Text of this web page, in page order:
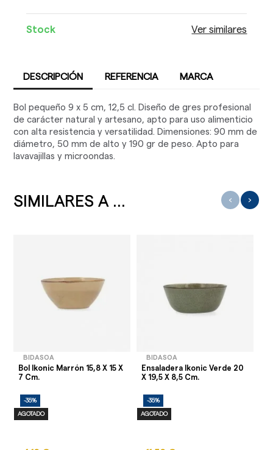
Stock Ver similares
DESCRIPCIÓN REFERENCIA MARCA
Bol pequeño 9 x 5 cm, 12,5 cl. Diseño de gres profesional
de carácter natural y artesano, apto para uso alimenticio
con alta resistencia y versatilidad. Dimensiones: 90 mm de
diámetro, 50 mm de alto y 190 gr de peso. Apto para
lavavajillas y microondas.
SIMILARES A ...
BIDASOA
Bol Ikonic Marrón 15,8 X 15 X
7 Cm.
-35%
AGOTADO
BIDASOA
Ensaladera Ikonic Verde 20
X 19,5 X 8,5 Cm.
-35%
AGOTADO
‹ ›